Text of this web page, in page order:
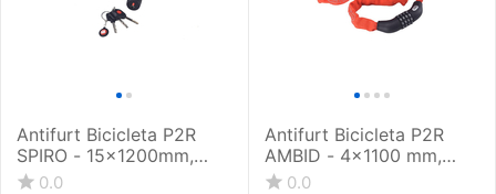
Antifurt Bicicleta P2R
SPIRO - 15x1200mm,
Negru
0.0
Antifurt Bicicleta P2R
AMBID - 4x1100 mm,
Rosu
0.0